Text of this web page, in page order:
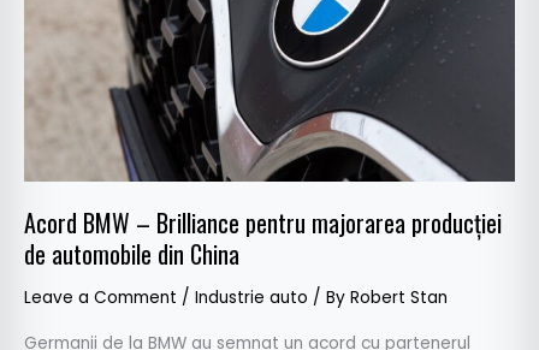
Acord BMW – Brilliance pentru majorarea producției
de automobile din China
Leave a Comment / Industrie auto / By Robert Stan
Germanii de la BMW au semnat un acord cu partenerul
majorarea
automobile